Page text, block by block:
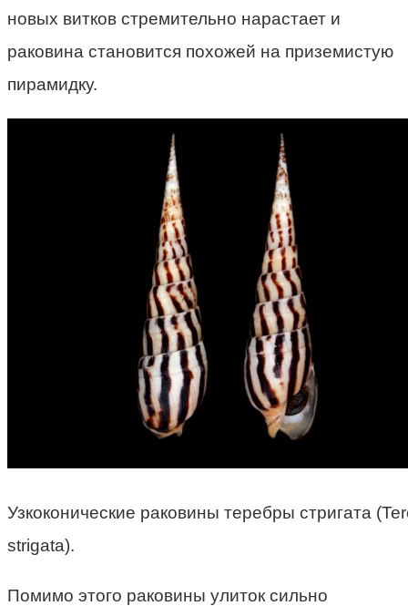
новых витков стремительно нарастает и
раковина становится похожей на приземистую
пирамидку.
Узкоконические раковины теребры стригата
strigata).
Помимо этого раковины улиток сильно